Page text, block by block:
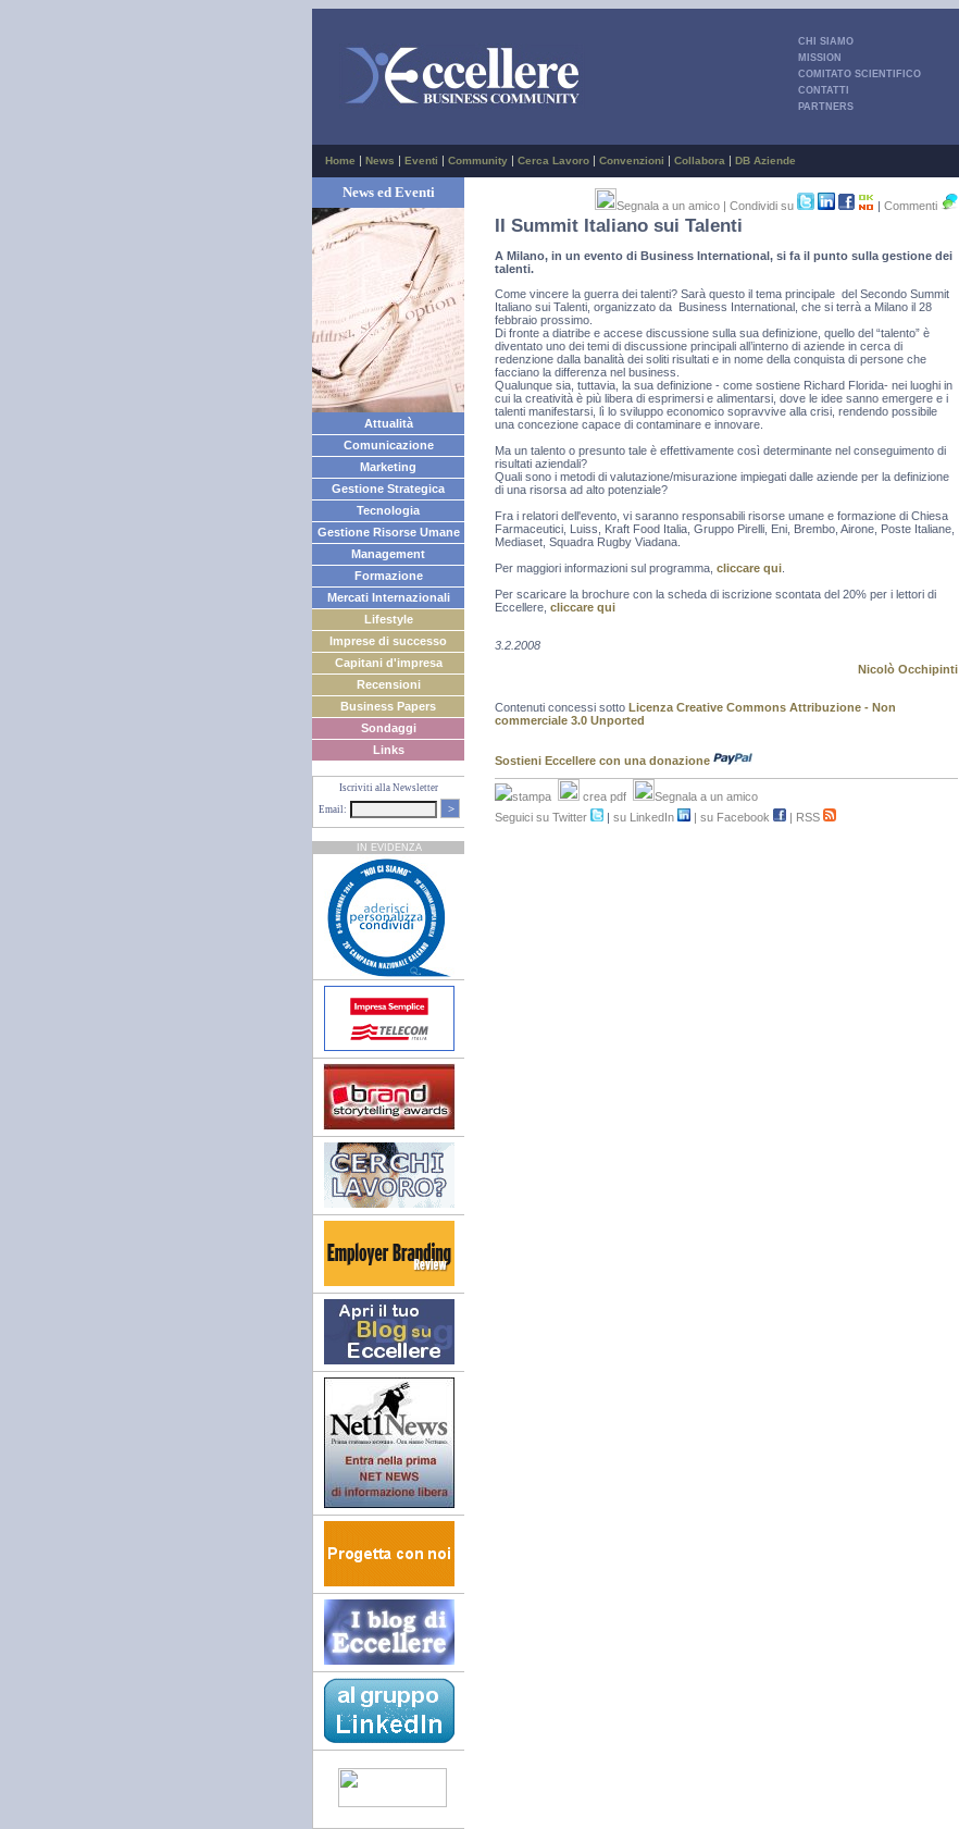
CHI SIAMO
MISSION
COMITATO SCIENTIFICO
CONTATTI
PARTNERS
Home | News | Eventi | Community | Cerca Lavoro | Convenzioni | Collabora | DB Aziende
News ed Eventi
Attualità
Comunicazione
Marketing
Gestione Strategica
Tecnologia
Gestione Risorse Umane
Management
Formazione
Mercati Internazionali
Lifestyle
Imprese di successo
Capitani d'impresa
Recensioni
Business Papers
Sondaggi
Links
Iscriviti alla Newsletter
Email:
>
IN EVIDENZA
Segnala a un amico | Condividi su | Commenti
II Summit Italiano sui Talenti
A Milano, in un evento di Business International, si fa il punto sulla gestione dei
talenti.
Come vincere la guerra dei talenti? Sarà questo il tema principale del Secondo Summit
Italiano sui Talenti, organizzato da Business International, che si terrà a Milano il 28
febbraio prossimo.
Di fronte a diatribe e accese discussione sulla sua definizione, quello del “talento” è
diventato uno dei temi di discussione principali all’interno di aziende in cerca di
redenzione dalla banalità dei soliti risultati e in nome della conquista di persone che
facciano la differenza nel business.
Qualunque sia, tuttavia, la sua definizione - come sostiene Richard Florida- nei luoghi in
cui la creatività è più libera di esprimersi e alimentarsi, dove le idee sanno emergere e i
talenti manifestarsi, lì lo sviluppo economico sopravvive alla crisi, rendendo possibile
una concezione capace di contaminare e innovare.
Ma un talento o presunto tale è effettivamente così determinante nel conseguimento di
risultati aziendali?
Quali sono i metodi di valutazione/misurazione impiegati dalle aziende per la definizione
di una risorsa ad alto potenziale?
Fra i relatori dell'evento, vi saranno responsabili risorse umane e formazione di Chiesa
Farmaceutici, Luiss, Kraft Food Italia, Gruppo Pirelli, Eni, Brembo, Airone, Poste Italiane,
Mediaset, Squadra Rugby Viadana.
Per maggiori informazioni sul programma, cliccare qui
Per scaricare la brochure con la scheda di iscrizione scontata del 20% per i lettori di
Eccellere, cliccare qui
3.2.2008
Nicolò Occhipinti
Contenuti concessi sotto Licenza Creative Commons Attribuzione - Non
commerciale 3.0 Unported
Sostieni Eccellere con una donazione
stampa crea pdf
Segnala a un amico
Seguici su Twitter
su LinkedIn su Facebook RSS